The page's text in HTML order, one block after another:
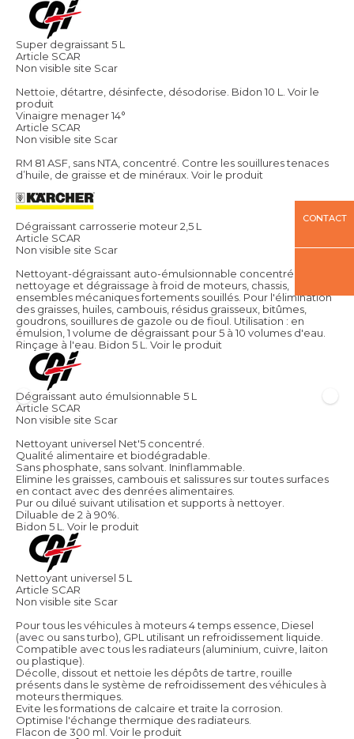
Super degraissant 5 L
Article SCAR
Non visible site Scar
Nettoie, détartre, désinfecte, désodorise. Bidon 10 L.
Voir le
produit
Vinaigre menager 14°
Article SCAR
Non visible site Scar
RM 81 ASF, sans NTA, concentré. Contre les souillures tenaces
d’huile, de graisse et de minéraux. Voir le produit
Dégraissant carrosserie moteur 2,5 L
Article SCAR
Non visible site Scar
Nettoyant-dégraissant auto-émulsionnable concentré. Pour le
nettoyage et dégraissage à froid de moteurs, chassis,
ensembles mécaniques fortements souillés. Pour l'élimination
des graisses, huiles, cambouis, résidus graisseux, bitûmes,
goudrons, souillures de gazole ou de fioul. Utilisation : en
émulsion, 1 volume de dégraissant pour 5 à 10 volumes d'eau.
Rinçage à l'eau. Bidon 5 L.
Voir le produit
Dégraissant auto émulsionnable 5 L
Article SCAR
Non visible site Scar
Nettoyant universel Net'5 concentré.
Qualité alimentaire et biodégradable.
Sans phosphate, sans solvant. Ininflammable.
Elimine les graisses, cambouis et salissures sur toutes surfaces
en contact avec des denrées alimentaires.
Pur ou dilué suivant utilisation et supports à nettoyer.
Diluable de 2 à 90%.
Bidon 5 L.
Voir le produit
Nettoyant universel 5 L
Article SCAR
Non visible site Scar
Pour tous les véhicules à moteurs 4 temps essence, Diesel
(avec ou sans turbo), GPL utilisant un refroidissement liquide.
Compatible avec tous les radiateurs (aluminium, cuivre, laiton
ou plastique).
Décolle, dissout et nettoie les dépôts de tartre, rouille
présents dans le système de refroidissement des véhicules à
moteurs thermiques.
Evite les formations de calcaire et traite la corrosion.
Optimise l'échange thermique des radiateurs.
Flacon de 300 ml. Voir le produit
CONTACT